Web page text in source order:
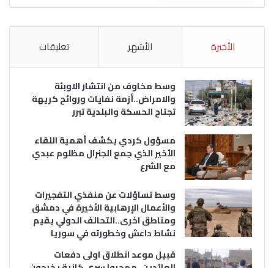
الأخيرة الأشهر تعليقات
وسط مخاوف من انتشار الاوبئة
والامراض..أزمة نفايات وروائح كريهة
تجتاح الحسكة والبلدية تبرر
مسؤول كردي يكشف أهمية اللقاء
الأخير الذي جمع الجنرال مظلوم عبدي
مع الشرع
وسط تساؤلات عن منفذي التفجيرات
والأعمال الإرهابية الأخيرة في دمشق
ومناطق اخرى..التحالف الدولي يقيم
نشاط داعش وخطورته في سوريا
قبيل موعد انطلاق اولى دفعات